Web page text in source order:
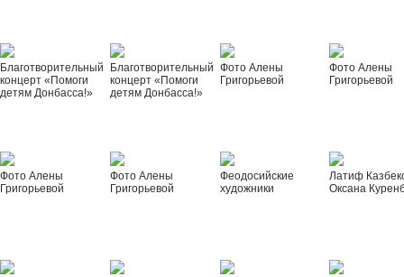
Благотворительный
концерт «Помоги
детям Донбасса!»
Благотворительный
концерт «Помоги
детям Донбасса!»
Фото Алены
Григорьевой
Фото Алены
Григорьевой
Фото Алены
Григорьевой
Фото Алены
Григорьевой
Феодосийские
художники
Латиф
Оксана